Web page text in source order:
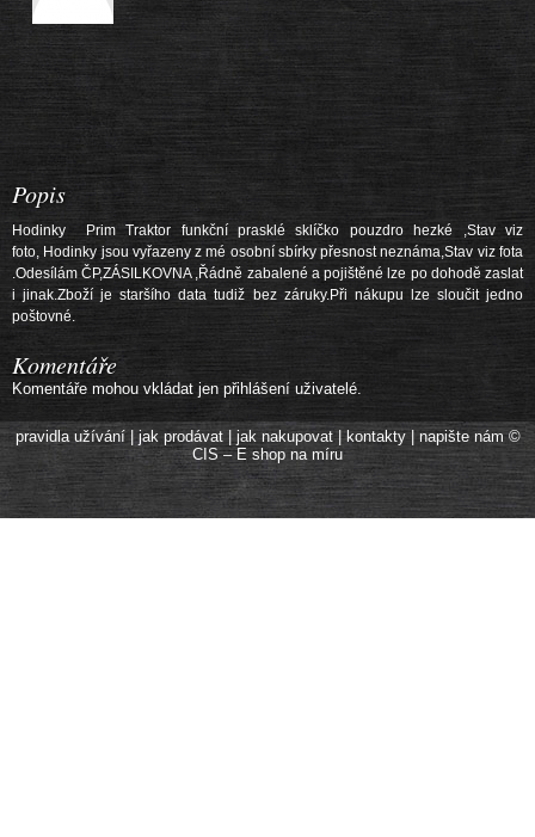
Popis
Hodinky Prim Traktor funkční prasklé sklíčko pouzdro hezké ,Stav viz
foto, Hodinky jsou vyřazeny z mé osobní sbírky přesnost neznáma,Stav viz fota
.Odesílám ČP,ZÁSILKOVNA ,Řádně zabalené a pojištěné lze po dohodě zaslat
i jinak.Zboží je staršího data tudiž bez záruky.Při nákupu lze sloučit jedno
poštovné.
Komentáře
Komentáře mohou vkládat jen přihlášení uživatelé.
pravidla užívání|jak prodávat| jak nakupovat|kontakty| napište nám ©
CIS – E shop na míru